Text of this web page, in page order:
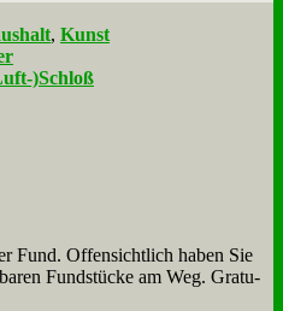
, Kunst
)Schloß
Fund. Of­fen­sicht­lich ha­ben Sie
Fund­stücke am Weg. Gra­tu­